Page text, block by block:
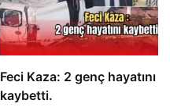
Feci Kaza: 2 genç hayatını
kaybetti.